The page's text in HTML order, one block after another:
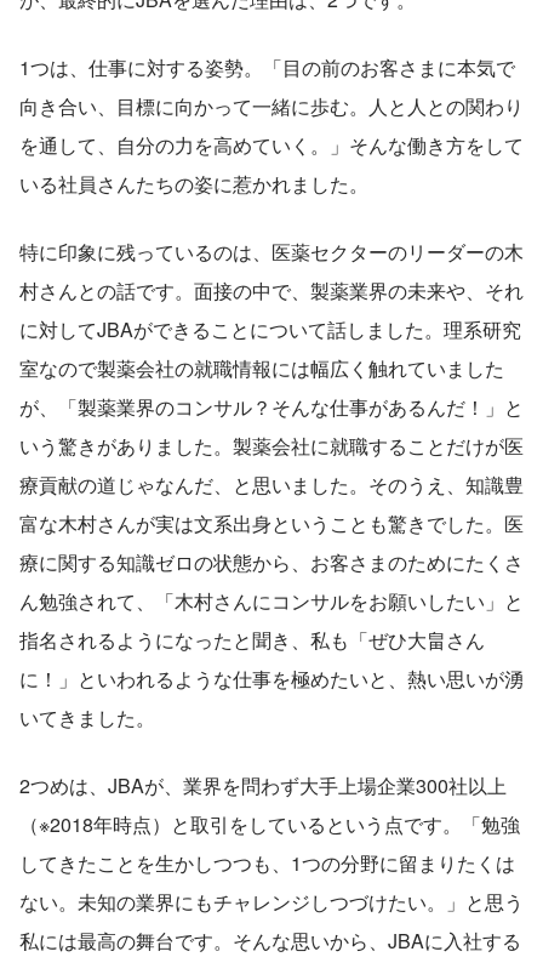
1つは、仕事に対する姿勢。「目の前のお客さまに本気で
向き合い、目標に向かって一緒に歩む。人と人との関わり
を通して、自分の力を高めていく。」そんな働き方をして
いる社員さんたちの姿に惹かれました。
特に印象に残っているのは、医薬セクターのリーダーの木
村さんとの話です。面接の中で、製薬業界の未来や、それ
に対してJBAができることについて話しました。理系研究
室なので製薬会社の就職情報には幅広く触れていました
が、「製薬業界のコンサル？そんな仕事があるんだ！」と
いう驚きがありました。製薬会社に就職することだけが医
療貢献の道じゃなんだ、と思いました。そのうえ、知識豊
富な木村さんが実は文系出身ということも驚きでした。医
療に関する知識ゼロの状態から、お客さまのためにたくさ
ん勉強されて、「木村さんにコンサルをお願いしたい」と
指名されるようになったと聞き、私も「ぜひ大畠さん
に！」といわれるような仕事を極めたいと、熱い思いが湧
いてきました。
2つめは、JBAが、業界を問わず大手上場企業300社以上
（※2018年時点）と取引をしているという点です。「勉強
してきたことを生かしつつも、1つの分野に留まりたくは
ない。未知の業界にもチャレンジしつづけたい。」と思う
私には最高の舞台です。そんな思いから、JBAに入社する